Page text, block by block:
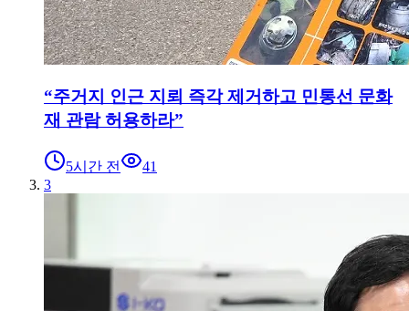
“주거지 인근 지뢰 즉각 제거하고 민통선 문화
재 관람 허용하라”
5시간 전
41
3